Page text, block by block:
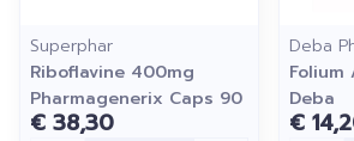
Superphar
Riboflavine 400mg
Pharmagenerix Caps 90
€ 38,30
Deba
Deba
€